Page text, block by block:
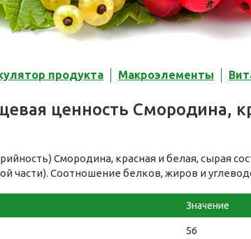
продукта Макроэлементы
ценность Смородина,
Смородина, красная и белая, сырая
части). Соотношение белков, жиров и
Значение
56